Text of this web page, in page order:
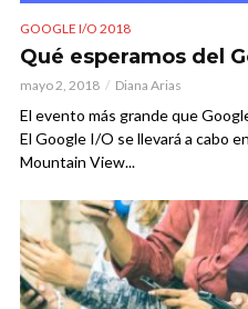
GOOGLE I/O 2018
Qué esperamos del
mayo 2, 2018 Diana Arias
El evento más grande que
El Google I/O se llevará a cabo
Mountain View...